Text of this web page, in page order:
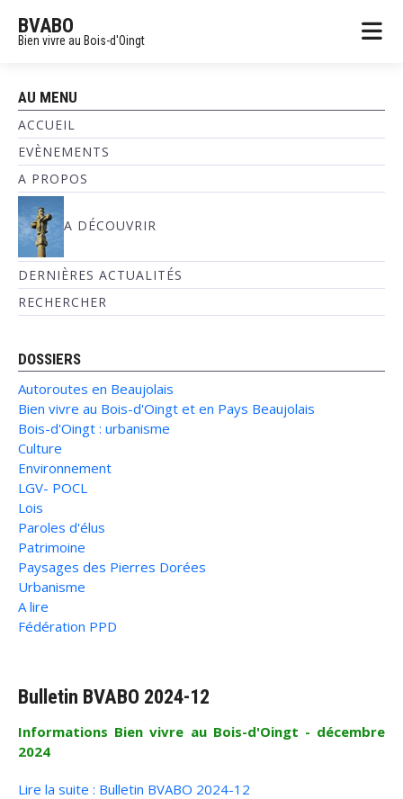
BVABO
Bien vivre au Bois-d'Oingt
AU MENU
ACCUEIL
EVÈNEMENTS
A PROPOS
A DÉCOUVRIR
DERNIÈRES ACTUALITÉS
RECHERCHER
DOSSIERS
Autoroutes en Beaujolais
Bien vivre au Bois-d'Oingt et en Pays Beaujolais
Bois-d'Oingt : urbanisme
Culture
Environnement
LGV- POCL
Lois
Paroles d'élus
Patrimoine
Paysages des Pierres Dorées
Urbanisme
A lire
Fédération PPD
Bulletin BVABO 2024-12
Informations Bien vivre au Bois-d'Oingt - décembre
2024
Lire la suite : Bulletin BVABO 2024-12